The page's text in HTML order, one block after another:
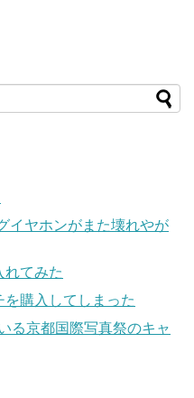
イヤホンがまた壊れやが
れてみた
購入してしまった
る京都国際写真祭のキャ